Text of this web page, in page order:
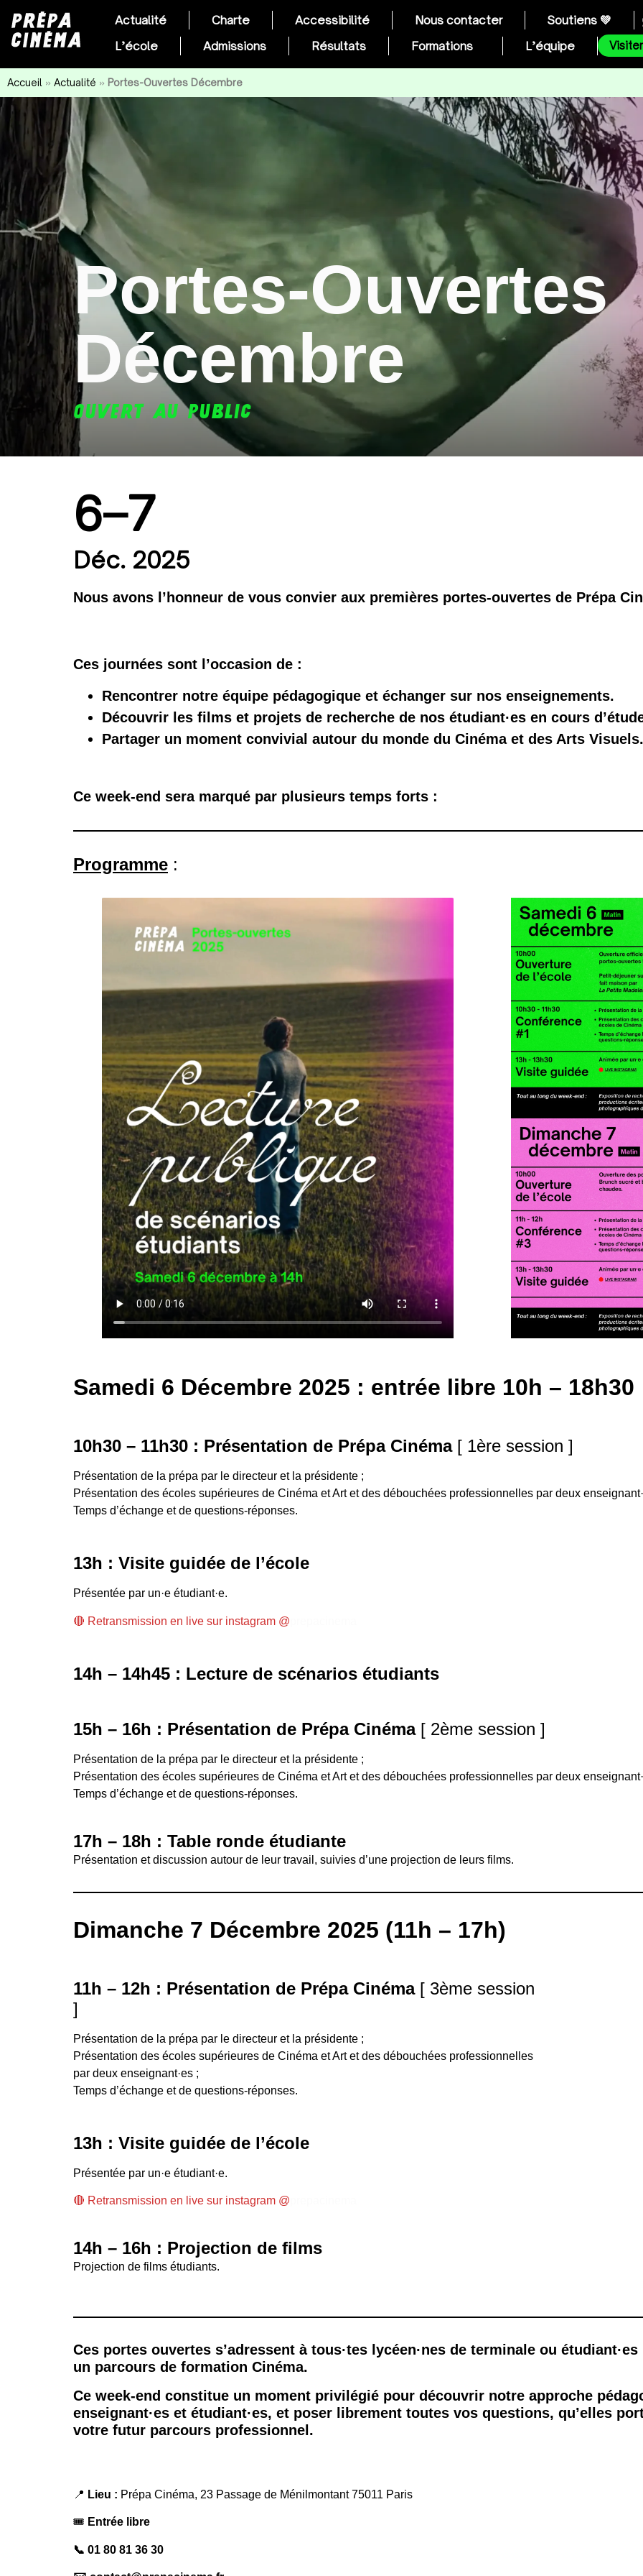
Actualité Charte Accessibilité Nous contacter
Soutiens 💚
L’école
Admissions Résultats Formations L’équipe
Accueil » Actualité » Portes-Ouvertes Décembre
Portes-Ouvertes
Décembre
OUVERT AU PUBLIC
6–7
Déc. 2025
Nous avons l’honneur de vous convier aux premières portes-ouvertes de Prépa
Ces journées sont l’occasion de :
Rencontrer notre équipe pédagogique et échanger sur nos enseignements.
Découvrir les films et projets de recherche de nos étudiant·es en cours
Partager un moment convivial autour du monde du Cinéma et des Arts Visuels.
Ce week-end sera marqué par plusieurs temps forts :
Programme :
Samedi 6 Décembre 2025 : entrée libre 10h – 18h30
10h30 – 11h30 : Présentation de Prépa Cinéma [ 1ère session ]
Présentation de la prépa par le directeur et la présidente ;
Présentation des écoles supérieures de Cinéma et Art et des débouchées professionnelles par deux
Temps d’échange et de questions-réponses.
13h : Visite guidée de l’école
Présentée par un·e étudiant·e.
🔴 Retransmission en live sur instagram @
14h – 14h45 : Lecture de scénarios étudiants
15h – 16h : Présentation de Prépa Cinéma [ 2ème session ]
Présentation de la prépa par le directeur et la présidente ;
Présentation des écoles supérieures de Cinéma et Art et des débouchées professionnelles par deux
Temps d’échange et de questions-réponses.
17h – 18h : Table ronde étudiante
Présentation et discussion autour de leur travail, suivies d’une projection de leurs films.
Dimanche 7 Décembre 2025 (11h – 17h)
11h – 12h : Présentation de Prépa Cinéma [ 3ème session
]
Présentation de la prépa par le directeur et la présidente ;
Présentation des écoles supérieures de Cinéma et Art et des débouchées professionnelles
par deux enseignant·es ;
Temps d’échange et de questions-réponses.
13h : Visite guidée de l’école
Présentée par un·e étudiant·e.
🔴 Retransmission en live sur instagram @
14h – 16h : Projection de films
Projection de films étudiants.
Ces portes ouvertes s’adressent à tous·tes lycéen·nes de terminale ou
un parcours de formation Cinéma.
Ce week-end constitue un moment privilégié pour découvrir notre approche
enseignant·es et étudiant·es, et poser librement toutes vos questions, qu’elles
votre futur parcours professionnel.
📍 Lieu : Prépa Cinéma, 23 Passage de Ménilmontant 75011 Paris
🎟 Entrée libre
📞 01 80 81 36 30